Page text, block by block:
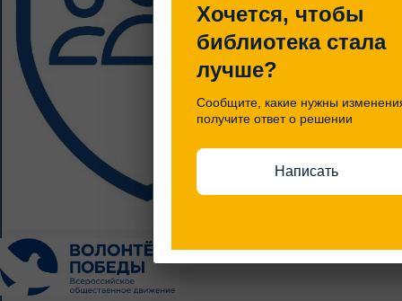
Хочется, чтобы
библиотека стала
лучше?
Сообщите, какие нужны
получите ответ о решении
Написать